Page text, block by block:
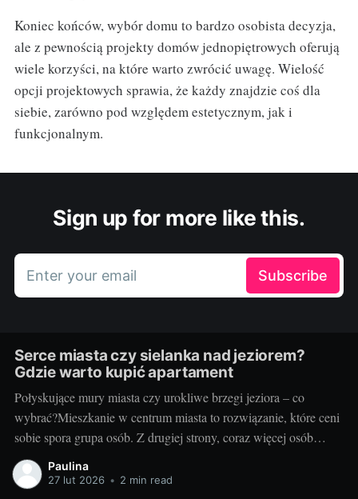
Koniec końców, wybór domu to bardzo osobista decyzja,
ale z pewnością projekty domów jednopiętrowych oferują
wiele korzyści, na które warto zwrócić uwagę. Wielość
opcji projektowych sprawia, że każdy znajdzie coś dla
siebie, zarówno pod względem estetycznym, jak i
funkcjonalnym.
Sign up for more like this.
Enter your email Subscribe
Serce miasta czy sielanka nad jeziorem?
Gdzie warto kupić apartament
Połyskujące mury miasta czy urokliwe brzegi jeziora – co
wybrać?Mieszkanie w centrum miasta to rozwiązanie, które ceni
sobie spora grupa osób. Z drugiej strony, coraz więcej osób
pragnie uciec od miejskiego zgiełku w stronę ciszy, spokoju i
bliskości z naturą, na przykład mieszkając nad jeziorem. Wiele
Paulina
27 lut 2026 • 2 min read